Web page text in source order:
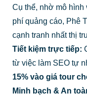
Cụ thể, nhờ mô hình
phí quảng cáo, Phê
cạnh tranh nhất thị
Tiết kiệm trực tiếp:
từ việc làm SEO tự
15% vào giá tour
Minh bạch & An